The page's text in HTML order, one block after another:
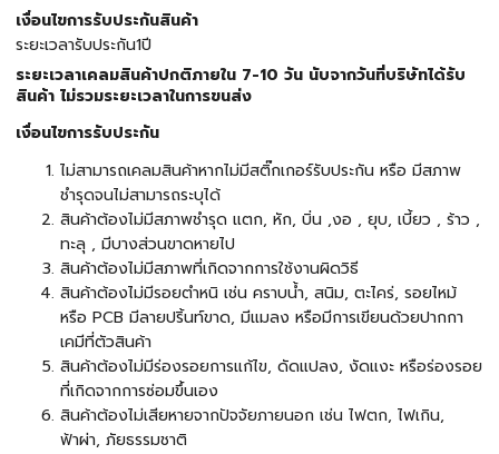
เงื่อนไขการรับประกันสินค้า
ระยะเวลารับประกัน1ปี
ระยะเวลาเคลมสินค้าปกติภายใน 7-10 วัน นับจากวันที่บริษัทได้รับ
สินค้า ไม่รวมระยะเวลาในการขนส่ง
เงื่อนไขการรับประกัน
ไม่สามารถเคลมสินค้าหากไม่มีสติ๊กเกอร์รับประกัน หรือ มีสภาพ
ชำรุดจนไม่สามารถระบุได้
สินค้าต้องไม่มีสภาพชำรุด แตก, หัก, บิ่น ,งอ , ยุบ, เบี้ยว , ร้าว ,
ทะลุ , มีบางส่วนขาดหายไป
สินค้าต้องไม่มีสภาพที่เกิดจากการใช้งานผิดวิธี
สินค้าต้องไม่มีรอยตำหนิ เช่น คราบน้ำ, สนิม, ตะไคร่, รอยไหม้
หรือ PCB มีลายปริ้นท์ขาด, มีแมลง หรือมีการเขียนด้วยปากกา
เคมีที่ตัวสินค้า
สินค้าต้องไม่มีร่องรอยการแก้ไข, ดัดแปลง, งัดแงะ หรือร่องรอย
ที่เกิดจากการซ่อมขึ้นเอง
สินค้าต้องไม่เสียหายจากปัจจัยภายนอก เช่น ไฟตก, ไฟเกิน,
ฟ้าผ่า, ภัยธรรมชาติ